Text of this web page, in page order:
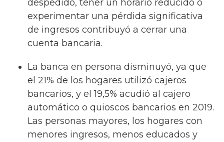
despedido, tener un horario reducido o
experimentar una pérdida significativa
de ingresos contribuyó a cerrar una
cuenta bancaria.
La banca en persona disminuyó, ya que
el 21% de los hogares utilizó cajeros
bancarios, y el 19,5% acudió al cajero
automático o quioscos bancarios en 2019.
Las personas mayores, los hogares con
menores ingresos, menos educados y